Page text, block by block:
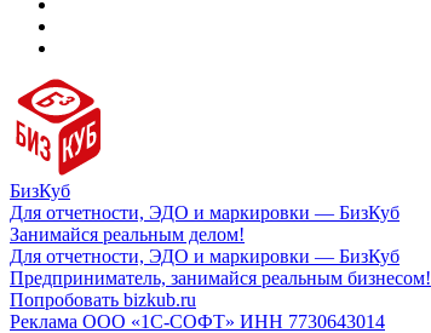
БизКуб
Для отчетности, ЭДО и маркировки — БизКуб
Занимайся реальным делом!
Для отчетности, ЭДО и маркировки — БизКуб
Предприниматель, занимайся реальным бизнесом!
Попробовать bizkub.ru
Реклама ООО «1С-СОФТ» ИНН 7730643014